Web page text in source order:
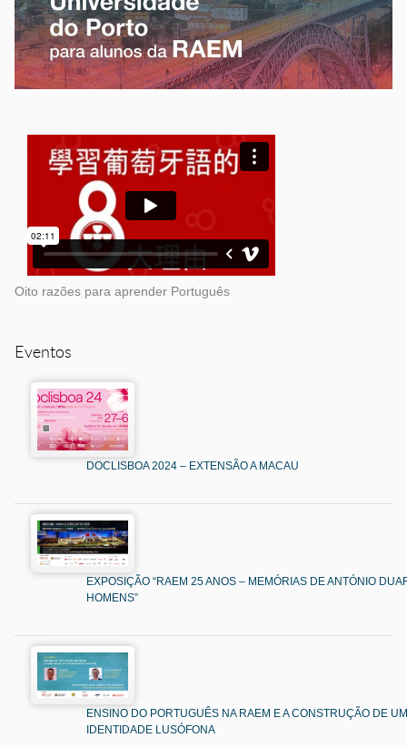
Oito razões para aprender Português
Eventos
DOCLISBOA 2024 – EXTENSÃO A MACAU
EXPOSIÇÃO “RAEM 25 ANOS – MEMÓRIAS DE ANTÓNIO
HOMENS”
ENSINO DO PORTUGUÊS NA RAEM E A CONSTRUÇÃO DE
IDENTIDADE LUSÓFONA